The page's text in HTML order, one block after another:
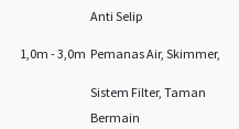
Anti Selip
1,0m - 3,0m Pemanas Air, Skimmer,
Sistem Filter, Taman
Bermain